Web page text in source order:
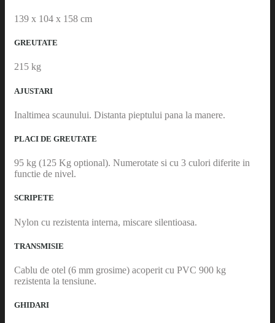
139 x 104 x 158 cm
GREUTATE
215 kg
AJUSTARI
Inaltimea scaunului. Distanta pieptului pana la manere.
PLACI DE GREUTATE
95 kg (125 Kg optional). Numerotate si cu 3 culori diferite in
functie de nivel.
SCRIPETE
Nylon cu rezistenta interna, miscare silentioasa.
TRANSMISIE
Cablu de otel (6 mm grosime) acoperit cu PVC 900 kg
rezistenta la tensiune.
GHIDARI